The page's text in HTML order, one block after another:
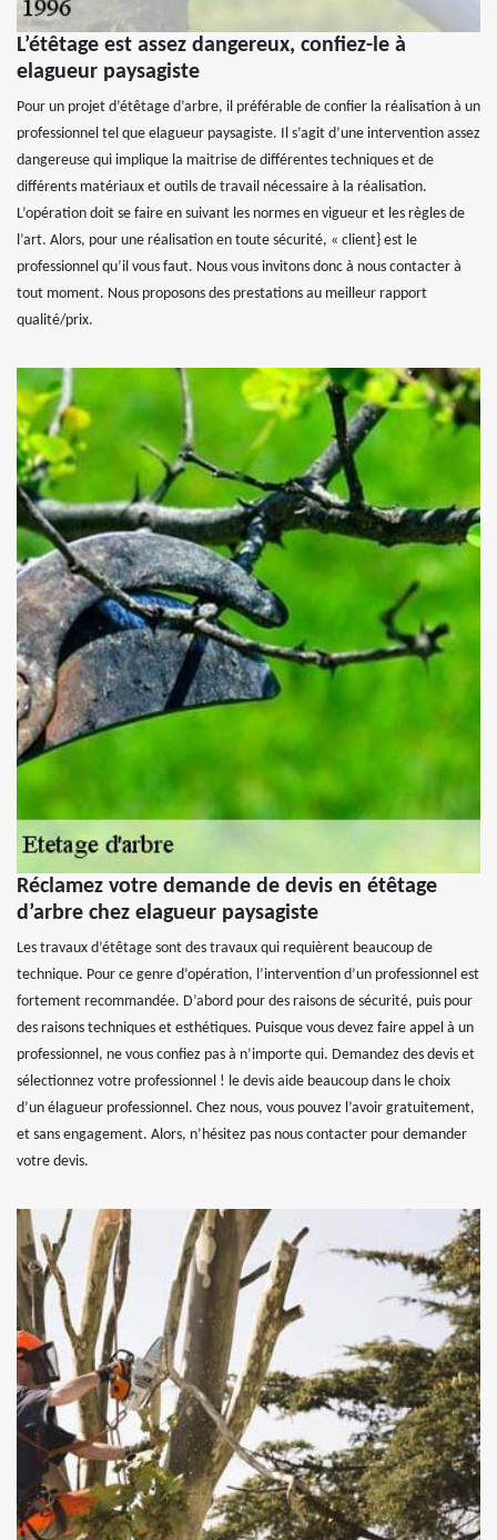
L’étêtage est assez dangereux, confiez-le à
elagueur paysagiste
Pour un projet d’étêtage d’arbre, il préférable de confier la réalisation à un
professionnel tel que elagueur paysagiste. Il s’agit d’une intervention assez
dangereuse qui implique la maitrise de différentes techniques et de
différents matériaux et outils de travail nécessaire à la réalisation.
L’opération doit se faire en suivant les normes en vigueur et les règles de
l’art. Alors, pour une réalisation en toute sécurité, « client} est le
professionnel qu’il vous faut. Nous vous invitons donc à nous contacter à
tout moment. Nous proposons des prestations au meilleur rapport
qualité/prix.
Réclamez votre demande de devis en étêtage
d’arbre chez elagueur paysagiste
Les travaux d’étêtage sont des travaux qui requièrent beaucoup de
technique. Pour ce genre d’opération, l’intervention d’un professionnel est
fortement recommandée. D’abord pour des raisons de sécurité, puis pour
des raisons techniques et esthétiques. Puisque vous devez faire appel à un
professionnel, ne vous confiez pas à n’importe qui. Demandez des devis et
sélectionnez votre professionnel ! le devis aide beaucoup dans le choix
d’un élagueur professionnel. Chez nous, vous pouvez l’avoir gratuitement,
et sans engagement. Alors, n’hésitez pas nous contacter pour demander
votre devis.